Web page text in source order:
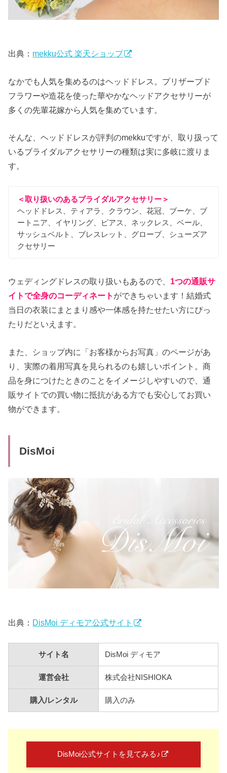
出典： mekku公式 楽天ショップ
なかでも人気を集めるのはヘッドドレス。プリザーブド
フラワーや造花を使った華やかなヘッドアクセサリーが
多くの先輩花嫁から人気を集めています。
そんな、ヘッドドレスが評判のmekkuですが、取り扱って
いるブライダルアクセサリーの種類は実に多岐に渡りま
す。
＜取り扱いのあるブライダルアクセサリー＞
ヘッドドレス、ティアラ、クラウン、花冠、ブーケ、ブ
ートニア、イヤリング、ピアス、ネックレス、ベール、
サッシュベルト、ブレスレット、グローブ、シューズア
クセサリー
ウェディングドレスの取り扱いもあるので、 1つの通販サ
イトで全身のコーディネート ができちゃいます！結婚式
当日の衣装にまとまり感や一体感を持たせたい方にぴっ
たりだといえます。
また、ショップ内に「お客様からお写真」のページがあ
り、実際の着用写真を見られるのも嬉しいポイント。商
品を身につけたときのことをイメージしやすいので、通
販サイトでの買い物に抵抗がある方でも安心してお買い
物ができます。
DisMoi
出典： DisMoi ディモア公式サイト
サイト名 DisMoi ディモア
運営会社 株式会社NISHIOKA
購入/レンタル 購入のみ
DisMoi公式サイトを見てみる♪